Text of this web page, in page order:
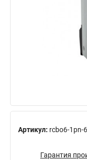
Артикул: rcbo6-1pn-
Гарантия